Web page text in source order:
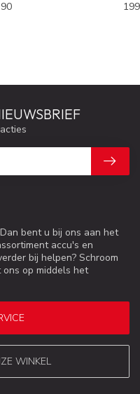
bent u bij ons aan het
accu's en
bij helpen? Schroom
op middels het
WINKEL